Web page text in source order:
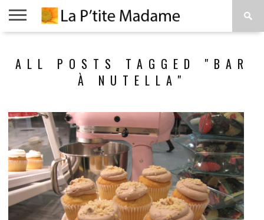
DE
VIVRE
PROPOS
ALL POSTS TAGGED "BAR
À NUTELLA"